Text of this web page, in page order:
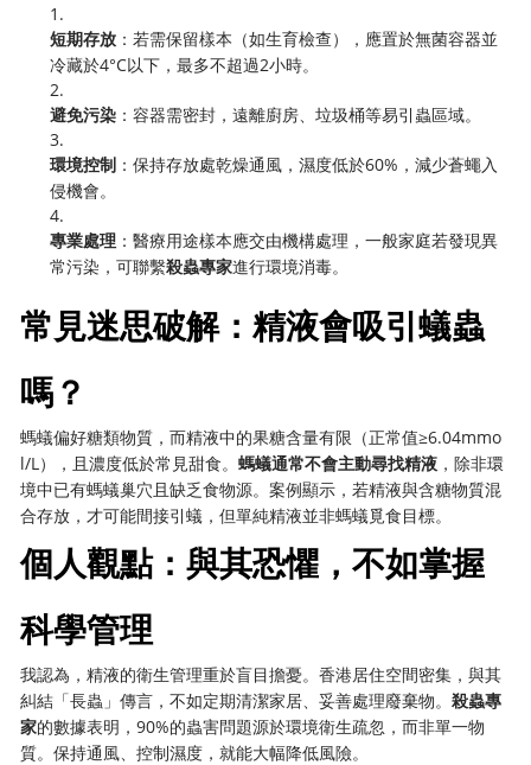
1.
短期存放 ：若需保留樣本（如生育檢查），應置於無菌容器並
冷藏於4°C以下，最多不超過2小時。
2.
避免污染 ：容器需密封，遠離廚房、垃圾桶等易引蟲區域。
3.
環境控制 ：保持存放處乾燥通風，濕度低於60%，減少蒼蠅入
侵機會。
4.
專業處理 ：醫療用途樣本應交由機構處理，一般家庭若發現異
常污染，可聯繫殺蟲專家進行環境消毒。
常見迷思破解：精液會吸引蟻蟲
嗎？
螞蟻偏好糖類物質，而精液中的果糖含量有限（正常值≥6.04mmo
l/L），且濃度低於常見甜食。螞蟻通常不會主動尋找精液 ，除非環
境中已有螞蟻巢穴且缺乏食物源。案例顯示，若精液與含糖物質混
合存放，才可能間接引蟻，但單純精液並非螞蟻覓食目標。
個人觀點：與其恐懼，不如掌握
科學管理
我認為，精液的衛生管理重於盲目擔憂。香港居住空間密集，與其
糾結「長蟲」傳言，不如定期清潔家居、妥善處理廢棄物。殺蟲專
家的數據表明，90%的蟲害問題源於環境衛生疏忽，而非單一物
質。保持通風、控制濕度，就能大幅降低風險。